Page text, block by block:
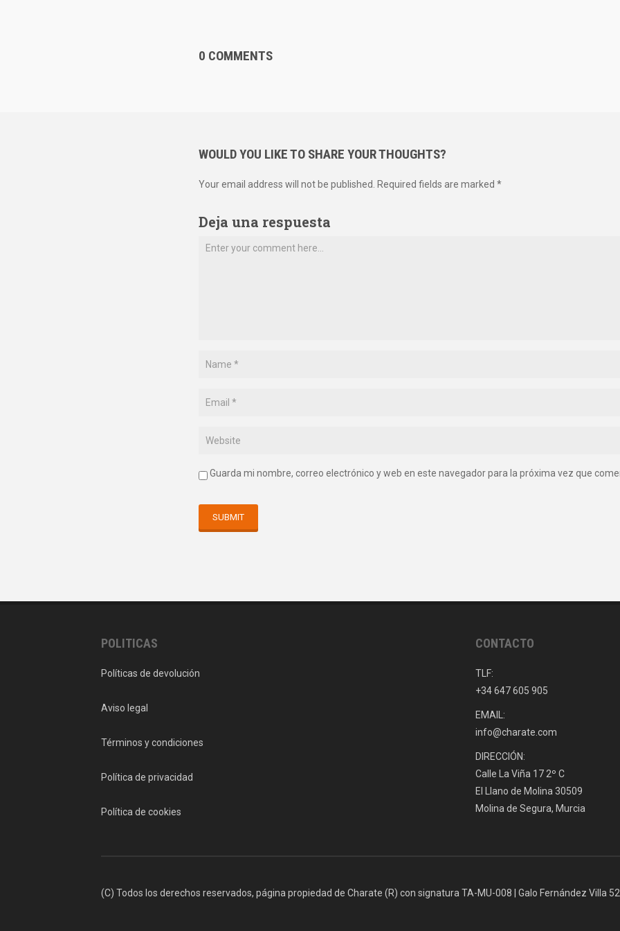
0 COMMENTS
WOULD YOU LIKE TO SHARE YOUR THOUGHTS?
Your email address will not be published. Required fields are marked *
Deja una respuesta
Guarda mi nombre, correo electrónico y web en este navegador para la próxima vez que
POLITICAS
Políticas de devolución
Aviso legal
Términos y condiciones
Política de privacidad
Política de cookies
CONTACTO
TLF:
+34 647 605 905
EMAIL:
info@charate.com
DIRECCIÓN:
Calle La Viña 17 2º C
El Llano de Molina 30509
Molina de Segura, Murcia
(C) Todos los derechos reservados, página propiedad de Charate (R) con signatura TA-MU-008 | Galo Fernández Villa